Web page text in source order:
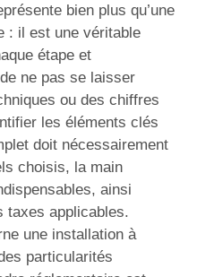
bien plus qu’une
: il est une véritable
étape et
ne pas se laisser
ou des chiffres
les éléments clés
doit nécessairement
choisis, la main
ainsi
taxes applicables.
une installation à
particularités